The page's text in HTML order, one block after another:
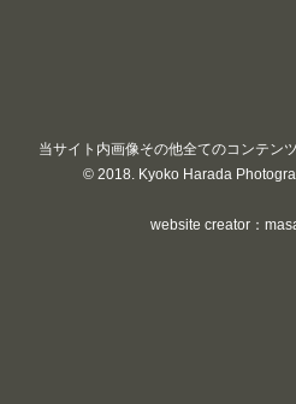
当サイト内画像その他全てのコンテン
© 2018. Kyoko Harada
website creator：